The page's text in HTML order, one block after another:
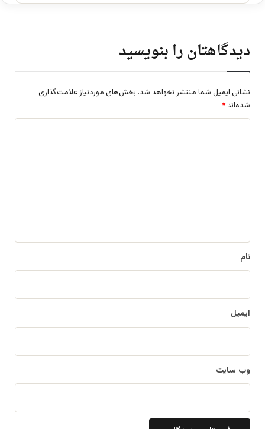
دیدگاهتان را بنویسید
نشانی ایمیل شما منتشر نخواهد شد. بخش‌های موردنیاز علامت‌گذاری
شده‌اند *
نام
ایمیل
وب‌ سایت